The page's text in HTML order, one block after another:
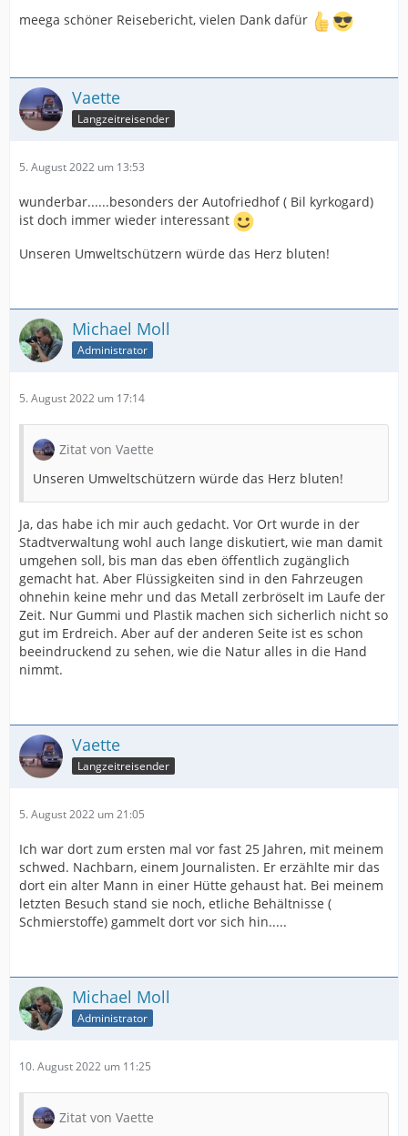
meega schöner Reisebericht, vielen Dank dafür
Vaette
Langzeitreisender
5. August 2022 um 13:53
wunderbar......besonders der Autofriedhof ( Bil kyrkogard)
ist doch immer wieder interessant
Unseren Umweltschützern würde das Herz bluten!
Michael Moll
Administrator
5. August 2022 um 17:14
Zitat von Vaette
Unseren Umweltschützern würde das Herz bluten!
Ja, das habe ich mir auch gedacht. Vor Ort wurde in der
Stadtverwaltung wohl auch lange diskutiert, wie man damit
umgehen soll, bis man das eben öffentlich zugänglich
gemacht hat. Aber Flüssigkeiten sind in den Fahrzeugen
ohnehin keine mehr und das Metall zerbröselt im Laufe der
Zeit. Nur Gummi und Plastik machen sich sicherlich nicht so
gut im Erdreich. Aber auf der anderen Seite ist es schon
beeindruckend zu sehen, wie die Natur alles in die Hand
nimmt.
Vaette
Langzeitreisender
5. August 2022 um 21:05
Ich war dort zum ersten mal vor fast 25 Jahren, mit meinem
schwed. Nachbarn, einem Journalisten. Er erzählte mir das
dort ein alter Mann in einer Hütte gehaust hat. Bei meinem
letzten Besuch stand sie noch, etliche Behältnisse (
Schmierstoffe) gammelt dort vor sich hin.....
Michael Moll
Administrator
10. August 2022 um 11:25
Zitat von Vaette